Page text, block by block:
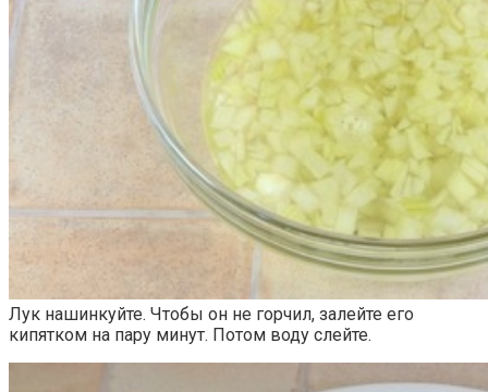
Лук нашинкуйте. Чтобы он не горчил, залейте его
кипятком на пару минут. Потом воду слейте.